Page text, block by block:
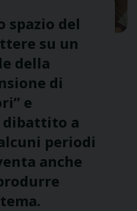
spazio del
su un
della
di
e
dibattito a
periodi
anche